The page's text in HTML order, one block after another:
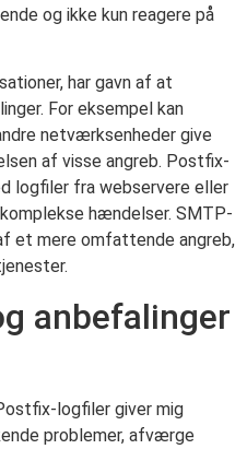
og ikke kun reagere på
har gavn af at
For eksempel kan
netværksenheder give
af visse angreb. Postfix-
logfiler fra webservere eller
hændelser. SMTP-
et mere omfattende angreb,
anbefalinger
logfiler giver mig
problemer, afværge